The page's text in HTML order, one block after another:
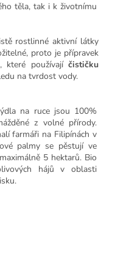
těla, tak i k životnímu
rostlinné aktivní látky
proto je přípravek
které používají čističku
na tvrdost vody.
na ruce jsou 100%
z volné přírody.
farmáři na Filipínách v
palmy se pěstují ve
5 hektarů. Bio
hájů v oblasti